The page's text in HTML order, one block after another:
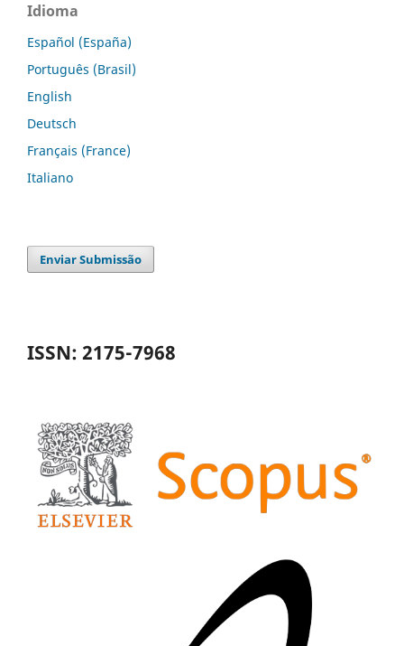
Idioma
Español (España)
Português (Brasil)
English
Deutsch
Français (France)
Italiano
Enviar Submissão
ISSN: 2175-7968